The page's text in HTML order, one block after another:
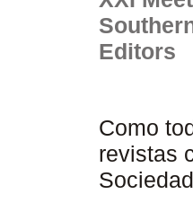
Editors
Como
revistas